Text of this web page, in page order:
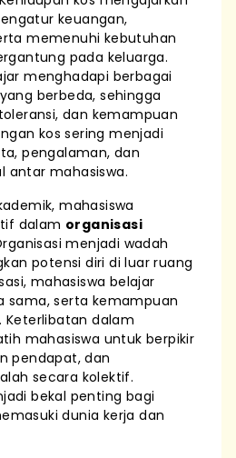
keuangan,
memenuhi kebutuhan
pada keluarga.
menghadapi berbagai
berbeda, sehingga
dan kemampuan
kos sering menjadi
pengalaman, dan
antar mahasiswa.
mahasiswa
dalam organisasi
menjadi wadah
potensi diri di luar ruang
mahasiswa belajar
sama, serta kemampuan
Keterlibatan dalam
mahasiswa untuk berpikir
pendapat, dan
secara kolektif.
bekal penting bagi
dunia kerja dan